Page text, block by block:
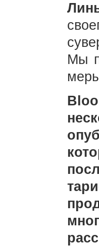
Мы